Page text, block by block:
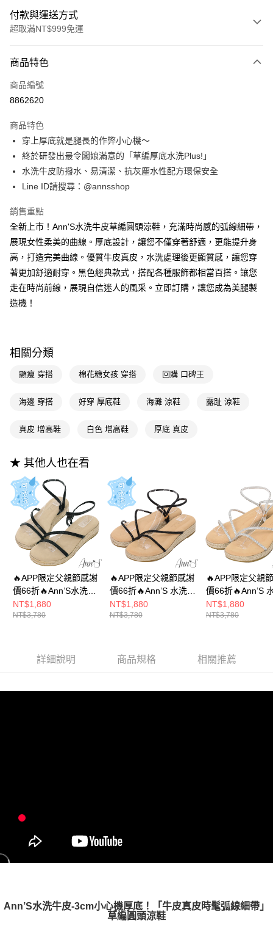
付款與運送方式
超取滿NT$999免運
信用卡一次付款
信用卡分期付款
合作金庫商業銀行
華南商業銀行
彰化商業銀行
上海商業儲蓄銀行
台北富邦商業銀行
國泰世華商業銀行
兆豐國際商業銀行
臺灣中小企業銀行
聯邦商業銀行
元大商業銀行
永豐商業銀行
台新國際商業銀行
中國信託商業銀行
台灣樂天信用卡公司
6 期 0 利率 每期
華南商業銀行
彰化商業銀行
上海商業儲蓄銀行
台北富邦商業銀行
國泰世華商業銀行
匯豐（台灣）商業銀行
聯邦商業銀行
遠東國際商業銀行
元大商業銀行
永豐商業銀行
玉山商業銀行
星展（台灣）商業銀行
台灣樂天信用卡公司
購物金
超商取貨付款
Apple Pay
街口支付
Google Pay
相關說明
1.本服務由台灣大哥大提供，台灣大哥大用戶可立即使用無須另外申請。
流程，驗證手機門號後，選擇欲分期的期數、繳款截止日，確認付款後即完
成交易。
4.訂單成立30分鐘內，如未前往確認交易或遇審核未通過，訂單將自動取
【繳款方式說明】
醒簡訊。
2.透過簡訊連結打開帳單後，可選擇「超商條碼／台灣大直營門市／銀行轉
帳／街口支付／iPASS MONEY」等通路繳費。
【注意事項】
1.本服務係由「台灣大哥大股份有限公司」（以下簡稱本公司）所提供，讓
用戶於交易時，得透過本服務購買商品或服務，並由商店將買賣／分期付款
買賣價金債權讓與本公司後，依約使用本公司帳單繳交帳款。
資料（包含姓名、電話或地址）提供予台灣大哥大進項蒐集、處理及利用，
由本公司與您本人進行分期帳單所需資料之確認、核對及更正。
3.完整用戶服務條款，請詳閱以下連結：https://oppay.tw/userRule
AFTEE先享後付
【關於「AFTEE先享後付」】
１．簡單：不需註冊會員、不需綁卡、不需儲值。
３．安心：先確認商品／服務後，再付款。
【「AFTEE先享後付」結帳流程】
１．於結帳方式選擇「AFTEE先享後付」後，將跳轉至「AFTEE先享後付」
結帳頁面，進行簡訊認證並確認金額後，即可完成結帳。
２．訂單成立數日內，您將收到繳費通知簡訊。
３．收到繳費通知簡訊後14天內，點擊此簡訊中的連結，可透過四大超商／
ATM／網路銀行／等多元方式進行付款，方視為交易完成。
※ 請注意：結帳手續完成當下不需立刻繳費，但若您需要取消訂單，請聯絡
購買商品的店家。未經商家同意取消之訂單仍視為有效，需透過AFTEE先享
後付繳納相關費用。
※ 交易是否成功請以「AFTEE先享後付 」之結帳頁面顯示為準，若有關於
是否繳費成功／繳費後需取消欲退款等相關疑問，請聯繫「AFTEE先享後付
【注意事項】
權轉讓予恩沛科技股份有限公司。
２．關於個人資料處理事宜，請瀏覽以下網址：
全家付款取貨
每筆NT$100，滿NT$999(含以上)免運費
付款後全家取貨
每筆NT$100，滿NT$999(含以上)免運費
萊爾富付款取貨
每筆NT$100，滿NT$999(含以上)免運費
付款後萊爾富取貨
每筆NT$100，滿NT$999(含以上)免運費
7-11付款取貨
付款後7-11取貨
宅配
商品特色
商品編號
8862620
商品特色
穿上厚底就是腿長的作弊小心機～
終於研發出最令闆娘滿意的「草編厚底水洗Plus!」
水洗牛皮防撥水、易清潔、抗灰麈水性配方環保安全
Line ID請搜尋：@annsshop
銷售重點
全新上市！Ann'S水洗牛皮草編圓頭涼鞋，充滿時尚感的弧線細帶，
展現女性柔美的曲線。厚底設計，讓您不僅穿著舒適，更能提升身
高，打造完美曲線。優質牛皮真皮，水洗處理後更顯質感，讓您穿
著更加舒適耐穿。黑色經典款式，搭配各種服飾都相當百搭。讓您
走在時尚前線，展現自信迷人的風采。立即訂購，讓您成為美腿製
造機！
相關分類
顯瘦 穿搭 棉花糖女孩 穿搭 回購 口碑王
海邊 穿搭 好穿 厚底鞋 海灘 涼鞋 露趾 涼鞋
真皮 增高鞋 白色 增高鞋 厚底 真皮
★ 其他人也在看
🔥APP限定父親節感謝
價66折🔥Ann’S水洗牛
皮-3cm小心機厚底！
「牛皮真皮時髦弧線細
NT$1,880
NT$3,780
🔥APP限定父親節感謝
價66折🔥Ann’S 水洗牛
皮-3cm小心機厚底！
「訂製水鑽美型弧線細
NT$1,880
NT$3,780
🔥APP限定父親
價66折🔥Ann’S
皮-3cm小心機厚
「訂製水鑽美型
NT$1,880
NT$3,780
詳細說明 商品規格 相關推薦
Ann’S水洗牛皮-3cm小心機厚底！「牛皮真皮時髦弧線細帶」
草編圓頭涼鞋